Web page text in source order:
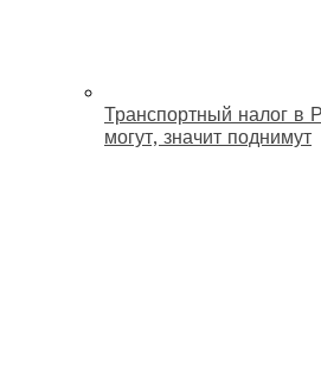
Транспортный налог в
могут, значит поднимут